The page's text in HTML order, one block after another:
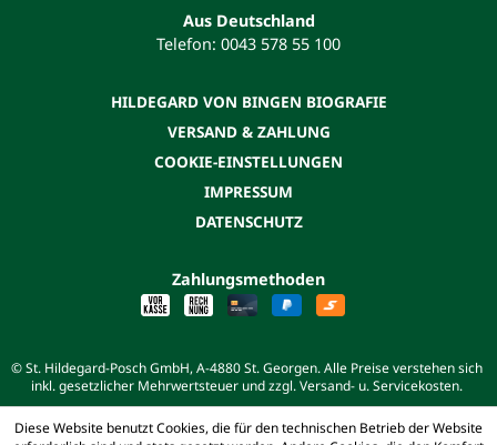
Aus Deutschland
Telefon: 0043 578 55 100
HILDEGARD VON BINGEN BIOGRAFIE
VERSAND & ZAHLUNG
COOKIE-EINSTELLUNGEN
IMPRESSUM
DATENSCHUTZ
Zahlungsmethoden
© St. Hildegard-Posch GmbH, A-4880 St. Georgen. Alle Preise verstehen sich
inkl. gesetzlicher Mehrwertsteuer und zzgl. Versand- u. Servicekosten.
Diese Website benutzt Cookies, die für den technischen Betrieb der Website